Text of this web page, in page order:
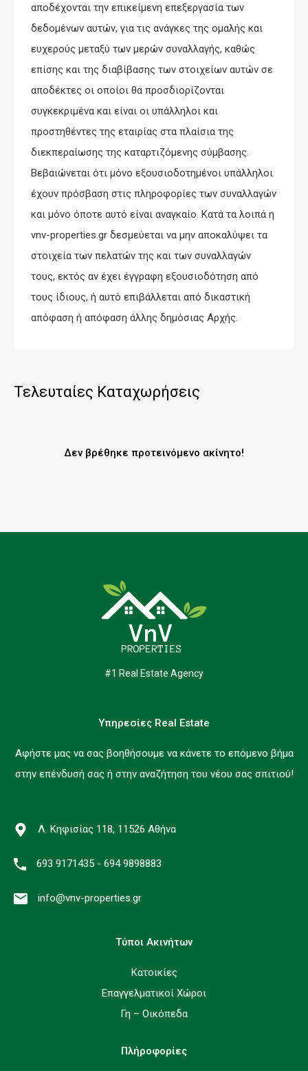
αποδέχονται την επικείμενη επεξεργασία των
δεδομένων αυτών, για τις ανάγκες της ομαλής και
ευχερούς μεταξύ των μερών συναλλαγής, καθώς
επίσης και της διαβίβασης των στοιχείων αυτών σε
αποδέκτες οι οποίοι θα προσδιορίζονται
συγκεκριμένα και είναι οι υπάλληλοι και
προστηθέντες της εταιρίας στα πλαίσια της
διεκπεραίωσης της καταρτιζόμενης σύμβασης.
Βεβαιώνεται ότι μόνο εξουσιοδοτημένοι υπάλληλοι
έχουν πρόσβαση στις πληροφορίες των συναλλαγών
και μόνο όποτε αυτό είναι αναγκαίο. Κατά τα λοιπά η
vnv-properties.gr δεσμεύεται να μην αποκαλύψει τα
στοιχεία των πελατών της και των συναλλαγών
τους, εκτός αν έχει έγγραφη εξουσιοδότηση από
τους ίδιους, ή αυτό επιβάλλεται από δικαστική
απόφαση ή απόφαση άλλης δημόσιας Αρχής.
Τελευταίες Καταχωρήσεις
Δεν βρέθηκε προτεινόμενο ακίνητο!
#1 Real Estate Agency
Υπηρεσίες Real Estate
Αφήστε μας να σας βοηθήσουμε να κάνετε το επόμενο βήμα
στην επένδυσή σας ή στην αναζήτηση του νέου σας σπιτιού!
Λ. Κηφισίας 118, 11526 Αθήνα
693 9171435 - 694 9898883
info@vnv-properties.gr
Τύποι Ακινήτων
Κατοικίες
Επαγγελματικοί Χώροι
Γη – Οικόπεδα
Πλήροφορίες